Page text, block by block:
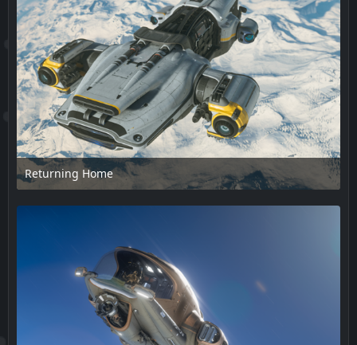
Returning Home
17. Februar 2025 um 13:48